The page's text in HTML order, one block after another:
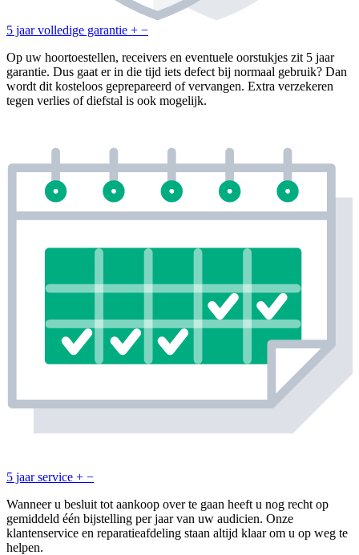
5 jaar volledige garantie + −
Op uw hoortoestellen, receivers en eventuele oorstukjes zit 5 jaar
garantie. Dus gaat er in die tijd iets defect bij normaal gebruik? Dan
wordt dit kosteloos geprepareerd of vervangen. Extra verzekeren
tegen verlies of diefstal is ook mogelijk.
5 jaar service + −
Wanneer u besluit tot aankoop over te gaan heeft u nog recht op
gemiddeld één bijstelling per jaar van uw audicien. Onze
klantenservice en reparatieafdeling staan altijd klaar om u op weg te
helpen.